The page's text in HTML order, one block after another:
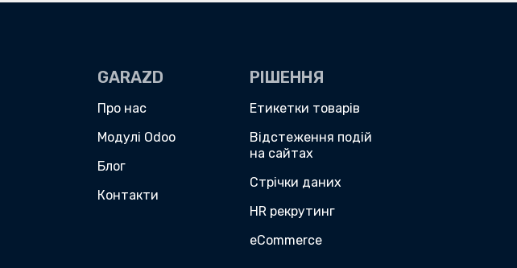
GARAZD
Про нас
Модулі Odoo
Блог
Контакти
РІШЕННЯ
Етикетки товарів
Відстеження подій
на сайтах
Стрічки даних
HR рекрутинг
eCommerce